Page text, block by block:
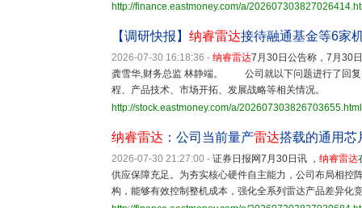
http://finance.eastmoney.com/a/
【调研快报】 纳睿雷达接待融通基金等6家
2026-07-30 16:18:36 - 纳睿雷达7月30日公告称，7月30
龚雪华,财务总监 林静端。 公司就以下问题进行了回复
程、产品技术、市场开拓、发展战略等相关情况。
http://stock.eastmoney.com/a/202607303826703655.html
纳睿雷达 ：公司当前量产雷达搭载的通用芯
2026-07-30 21:27:00 - 证券日报网7月30日讯 ， 纳睿雷达
供应保障充足。为夯实核心硬件自主能力，公司布局相控
构，能够有效控制整机成本，强化全系列雷达产品差异化